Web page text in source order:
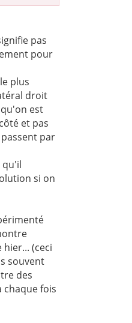
pas
pour
plus
droit
est
et pas
par
qu'il
si on
(ceci
souvent
des
chaque fois